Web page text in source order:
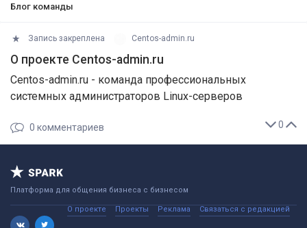
Блог команды
Запись закреплена Centos-admin.ru
О проекте Centos-admin.ru
Centos-admin.ru - команда профессиональных
системных администраторов Linux-серверов
0
0 комментариев
Платформа для общения бизнеса с бизнесом
О проекте Проекты Реклама Связаться с редакцией